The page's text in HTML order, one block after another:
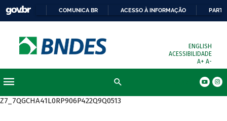
COMUNICA BR ACESSO À INFORMAÇÃO
ENGLISH
ACESSIBILIDADE
A+ A-
Z7_7QGCHA41L0RP906P422Q9Q0513